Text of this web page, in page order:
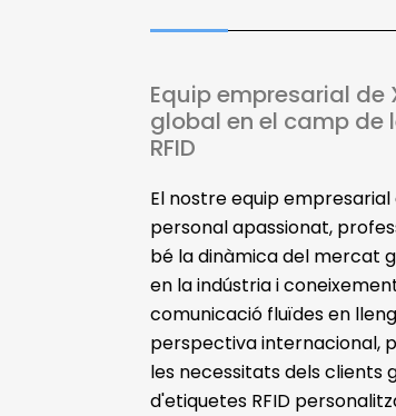
Equip empresarial de
global en el camp de
RFID
El nostre equip
personal apassionat,
bé la dinàmica del mercat
en la indústria i
comunicació fluïdes en
perspectiva internacional,
les necessitats dels clients
d'etiquetes RFID